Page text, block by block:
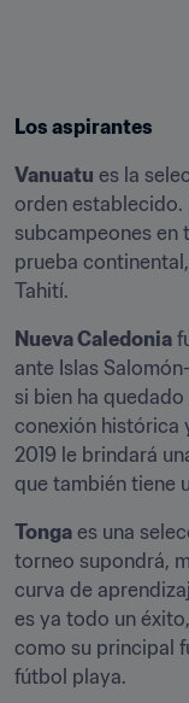
Los aspirantes
Vanuatu es la
orden establecido.
subcampeones en
prueba
Tahití.
Nueva Caledonia
ante Islas
si bien ha
conexión histórica
2019 le brindará
que también tiene
Tonga es una
torneo supondrá,
curva de
es ya todo un
como su principal
fútbol playa.